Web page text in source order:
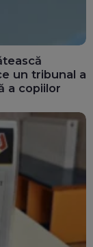
un tribunal a
a copiilor